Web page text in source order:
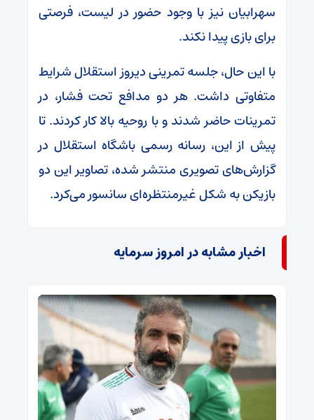
سهرابیان نیز با وجود حضور در لیست، فرصتی
برای بازی پیدا نکند.
با این حال، جلسه تمرینی دیروز استقلال شرایط
متفاوتی داشت. هر دو مدافع تحت فشار، در
تمرینات حاضر شدند و با روحیه بالا کار کردند. تا
پیش از این، رسانه رسمی باشگاه استقلال در
گزارش‌های تصویری منتشر شده، تصاویر این دو
بازیکن به شکل غیرمنتظره‌ای سانسور می‌کرد.
اخبار مشابه در امروز سرمایه